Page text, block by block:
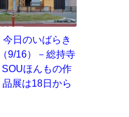
今日のいばらき
（9/16）－総持寺
SOUほんもの作
品展は18日から